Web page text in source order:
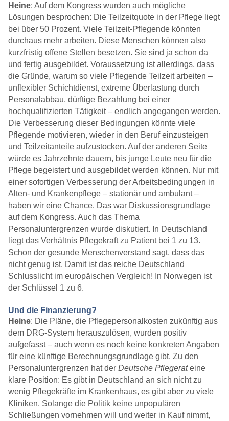
Heine: Auf dem Kongress wurden auch mögliche
Lösungen besprochen: Die Teilzeitquote in der Pflege liegt
bei über 50 Prozent. Viele Teilzeit-Pflegende könnten
durchaus mehr arbeiten. Diese Menschen können also
kurzfristig offene Stellen besetzen. Sie sind ja schon da
und fertig ausgebildet. Voraussetzung ist allerdings, dass
die Gründe, warum so viele Pflegende Teilzeit arbeiten –
unflexibler Schichtdienst, extreme Überlastung durch
Personalabbau, dürftige Bezahlung bei einer
hochqualifizierten Tätigkeit – endlich angegangen werden.
Die Verbesserung dieser Bedingungen könnte viele
Pflegende motivieren, wieder in den Beruf einzusteigen
und Teilzeitanteile aufzustocken. Auf der anderen Seite
würde es Jahrzehnte dauern, bis junge Leute neu für die
Pflege begeistert und ausgebildet werden können. Nur mit
einer sofortigen Verbesserung der Arbeitsbedingungen in
Alten- und Krankenpflege – stationär und ambulant –
haben wir eine Chance. Das war Diskussionsgrundlage
auf dem Kongress. Auch das Thema
Personaluntergrenzen wurde diskutiert. In Deutschland
liegt das Verhältnis Pflegekraft zu Patient bei 1 zu 13.
Schon der gesunde Menschenverstand sagt, dass das
nicht genug ist. Damit ist das reiche Deutschland
Schlusslicht im europäischen Vergleich! In Norwegen ist
der Schlüssel 1 zu 6.
Und die Finanzierung?
Heine: Die Pläne, die Pflegepersonalkosten zukünftig aus
dem DRG-System herauszulösen, wurden positiv
aufgefasst – auch wenn es noch keine konkreten Angaben
für eine künftige Berechnungsgrundlage gibt. Zu den
Personaluntergrenzen hat der Deutsche Pflegerateine
klare Position: Es gibt in Deutschland an sich nicht zu
wenig Pflegekräfte im Krankenhaus, es gibt aber zu viele
Kliniken. Solange die Politik keine unpopulären
Schließungen vornehmen will und weiter in Kauf nimmt,